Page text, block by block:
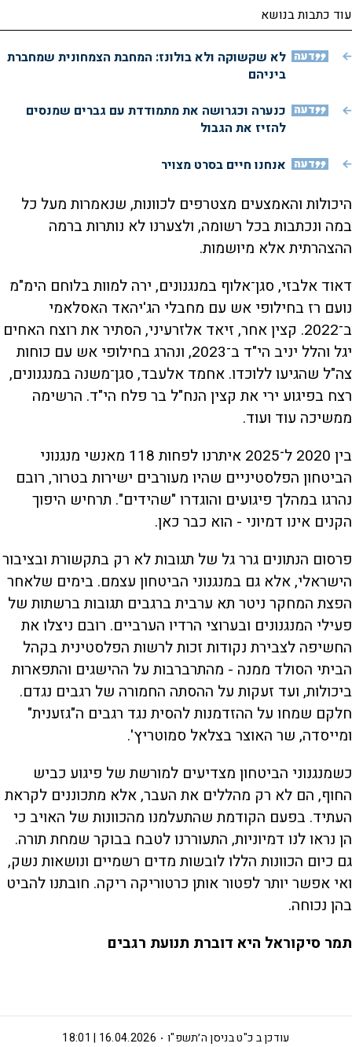
עוד כתבות בנושא
דעה לא שקשוקה ולא בולונז: המחבת הצמחונית שמחברת
ביניהם
דעה כנערה וכגרושה את מתמודדת עם גברים שמנסים
להזיז את הגבול
דעה אנחנו חיים בסרט מצויר
היכולות והאמצעים מצטרפים לכוונות, שנאמרות מעל כל
במה ונכתבות בכל רשומה, ולצערנו לא נותרות ברמה
ההצהרתית אלא מיושמות.
דאוד אלבזי, סגן־אלוף במנגנונים, ירה למוות בלוחם הימ"מ
נועם רז בחילופי אש עם מחבלי הג'יהאד האסלאמי
ב־2022. קצין אחר, זיאד אלזרעיני, הסתיר את רוצח האחים
יגל והלל יניב הי"ד ב־2023, ונהרג בחילופי אש עם כוחות
צה"ל שהגיעו ללוכדו. אחמד אלעבד, סגן־משנה במנגנונים,
רצח בפיגוע ירי את קצין הנח"ל בר פלח הי"ד. הרשימה
ממשיכה עוד ועוד.
בין 2020 ל־2025 איתרנו לפחות 118 מאנשי מנגנוני
הביטחון הפלסטיניים שהיו מעורבים ישירות בטרור, רובם
נהרגו במהלך פיגועים והוגדרו "שהידים". תרחיש היפוך
הקנים אינו דמיוני - הוא כבר כאן.
פרסום הנתונים גרר גל של תגובות לא רק בתקשורת ובציבור
הישראלי, אלא גם במנגנוני הביטחון עצמם. בימים שלאחר
הפצת המחקר ניטר תא ערבית ברגבים תגובות ברשתות של
פעילי המנגנונים ובערוצי הרדיו הערביים. רובם ניצלו את
החשיפה לצבירת נקודות זכות לרשות הפלסטינית בקהל
הביתי הסולד ממנה - מהתרברבות על ההישגים והתפארות
ביכולות, ועד זעקות על ההסתה החמורה של רגבים נגדם.
חלקם שמחו על ההזדמנות להסית נגד רגבים ה"גזענית"
ומייסדה, שר האוצר בצלאל סמוטריץ'.
כשמנגנוני הביטחון מצדיעים למורשת של פיגוע כביש
החוף, הם לא רק מהללים את העבר, אלא מתכוננים לקראת
העתיד. בפעם הקודמת שהתעלמנו מהכוונות של האויב כי
הן נראו לנו דמיוניות, התעוררנו לטבח בבוקר שמחת תורה.
גם כיום הכוונות הללו לובשות מדים רשמיים ונושאות נשק,
ואי אפשר יותר לפטור אותן כרטוריקה ריקה. חובתנו להביט
בהן נכוחה.
תמר סיקוראל היא דוברת תנועת רגבים
כ"ט בניסן ה׳תשפ"ו 16.04.2026 | 18:01 עודכן ב